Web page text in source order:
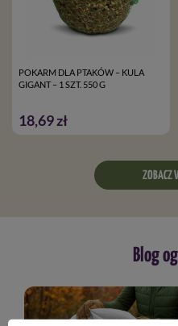
POKARM DLA PTAKÓW – KULA
GIGANT – 1 SZT. 550 G
18,69 zł
ZOBACZ
Blog